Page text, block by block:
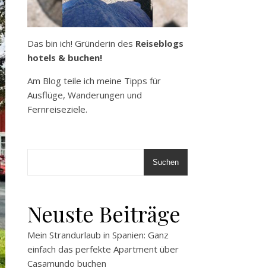
Das bin ich! Gründerin des Reiseblogs
hotels & buchen!
Am Blog teile ich meine Tipps für
Ausflüge, Wanderungen und
Fernreiseziele.
Suchen
Neuste Beiträge
Mein Strandurlaub in Spanien: Ganz
einfach das perfekte Apartment über
Casamundo buchen